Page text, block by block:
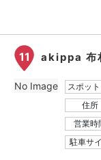
11 akippa 布
スポッ
住所
営業時
駐車サ
No Image